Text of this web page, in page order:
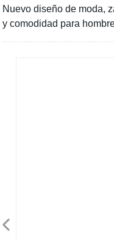
Nuevo diseño de moda,
y comodidad para